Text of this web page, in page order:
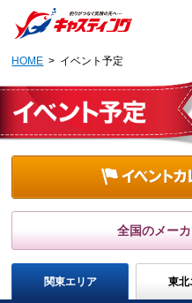
HOME > イベント予定
全国のメー
関東エリア 東北